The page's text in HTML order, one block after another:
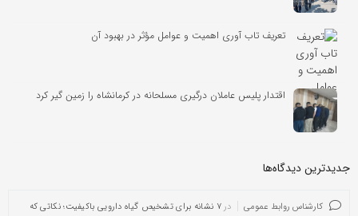
تعریف تاب آوری اهمیت و عوامل مؤثر در بهبود آن
اقتدار پلیس عاملان درگیری مسلحانه در کرمانشاه را زمین گیر کرد
جدیدترین دیدگاه‌‌ها
کارشناس روابط عمومی در
۷ نشانه برای تشخیص گیاه دارویی باکیفیت؛ نکاتی که